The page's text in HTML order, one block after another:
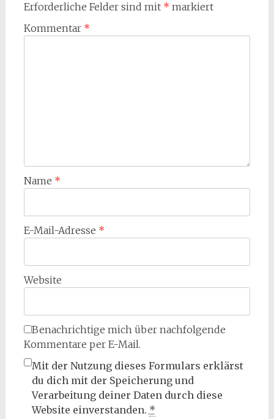
Erforderliche Felder sind mit * markiert
Kommentar *
Name *
E-Mail-Adresse *
Website
Benachrichtige mich über nachfolgende
Kommentare per E-Mail.
Mit der Nutzung dieses Formulars erklärst
du dich mit der Speicherung und
Verarbeitung deiner Daten durch diese
Website einverstanden. *